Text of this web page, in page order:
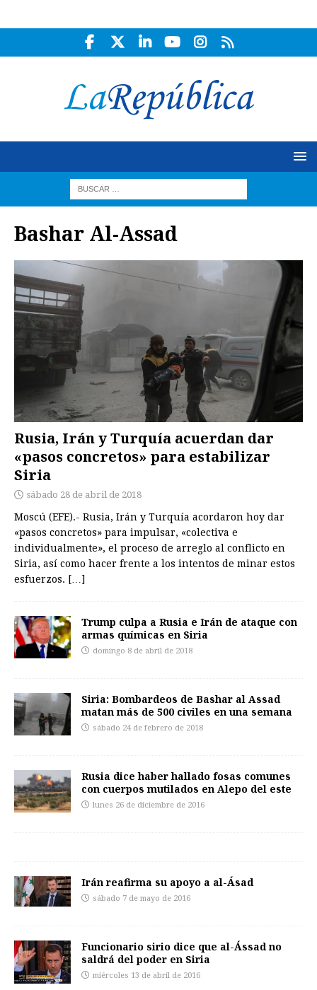
Bashar Al-Assad
Rusia, Irán y Turquía acuerdan dar
«pasos concretos» para estabilizar
Siria
sábado 28 de abril de 2018
Moscú (EFE).- Rusia, Irán y Turquía acordaron hoy dar
«pasos concretos» para impulsar, «colectiva e
individualmente», el proceso de arreglo al conflicto en
Siria, así como hacer frente a los intentos de minar estos
esfuerzos. […]
Trump culpa a Rusia e Irán de ataque con
armas químicas en Siria
domingo 8 de abril de 2018
Siria: Bombardeos de Bashar al Assad
matan más de 500 civiles en una semana
sábado 24 de febrero de 2018
Rusia dice haber hallado fosas comunes
con cuerpos mutilados en Alepo del este
lunes 26 de diciembre de 2016
Irán reafirma su apoyo a al-Ásad
sábado 7 de mayo de 2016
Funcionario sirio dice que al-Ássad no
saldrá del poder en Siria
miércoles 13 de abril de 2016